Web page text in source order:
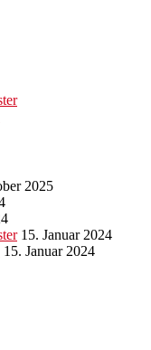
2025
15. Januar 2024
15. Januar 2024